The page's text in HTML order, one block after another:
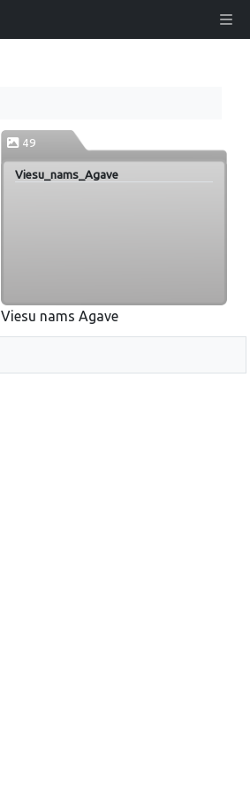
49
Viesu_nams_Agave
Viesu nams Agave